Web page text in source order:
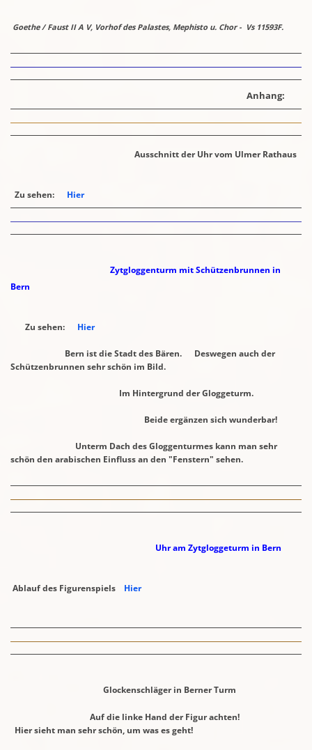
Goethe / Faust II A V, Vorhof des Palastes, Mephisto u. Chor - Vs 11593F.
Anhang:
Ausschnitt der Uhr vom Ulmer Rathaus
Zu sehen: Hier
Zytgloggenturm mit Schützenbrunnen in
Bern
Zu sehen: Hier
Bern ist die Stadt des Bären. Deswegen auch der
Schützenbrunnen sehr schön im Bild.
Im Hintergrund der Gloggeturm.
Beide ergänzen sich wunderbar!
Unterm Dach des Gloggenturmes kann man sehr
schön den arabischen Einfluss an den "Fenstern" sehen.
Uhr am Zytgloggeturm in Bern
Ablauf des Figurenspiels Hier
Glockenschläger in Berner Turm
Auf die linke Hand der Figur achten!
Hier sieht man sehr schön, um was es geht!